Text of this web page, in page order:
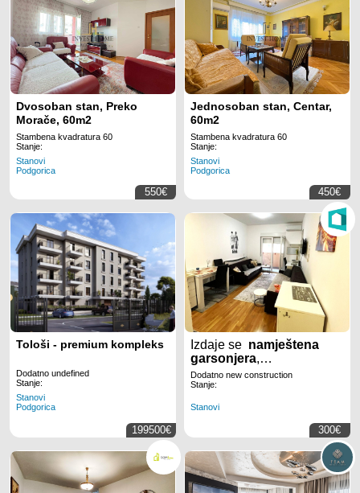
Dvosoban stan, Preko
Morače, 60m2
Stambena kvadratura 60
Stanje:
Stanovi
Podgorica
550€
Jednosoban stan, Centar,
60m2
Stambena kvadratura 60
Stanje:
Stanovi
Podgorica
450€
Tološi - premium kompleks
Dodatno undefined
Stanje:
Stanovi
Podgorica
199500€
Izdaje se namještena
garsonjera,
površine26m2, na
Tuškom putu
Dodatno new construction
Stanje:
Stanovi
300€